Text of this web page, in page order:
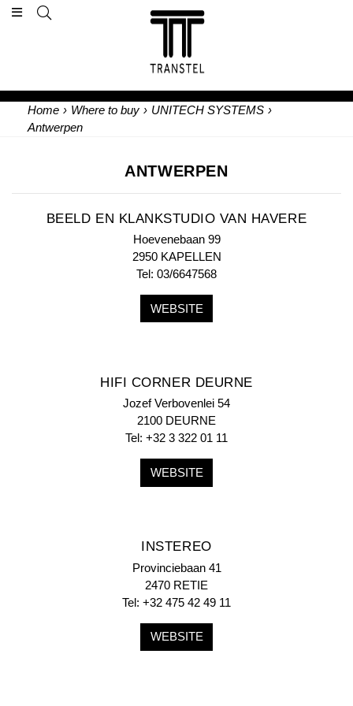
Home › Where to buy › UNITECH SYSTEMS ›
Antwerpen
ANTWERPEN
BEELD EN KLANKSTUDIO VAN HAVERE
Hoevenebaan 99
2950 KAPELLEN
Tel: 03/6647568
WEBSITE
HIFI CORNER DEURNE
Jozef Verbovenlei 54
2100 DEURNE
Tel: +32 3 322 01 11
WEBSITE
INSTEREO
Provinciebaan 41
2470 RETIE
Tel: +32 475 42 49 11
WEBSITE